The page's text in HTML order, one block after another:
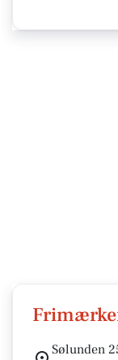
Sølunden